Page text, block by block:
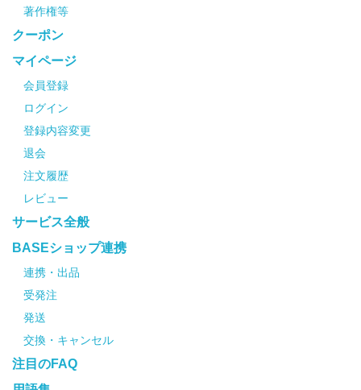
著作権等
クーポン
マイページ
会員登録
ログイン
登録内容変更
退会
注文履歴
レビュー
サービス全般
BASEショップ連携
連携・出品
受発注
発送
交換・キャンセル
注目のFAQ